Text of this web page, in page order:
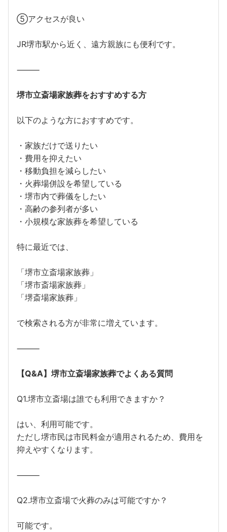
⑤アクセスが良い
JR堺市駅から近く、遠方親族にも便利です。
⸻
堺市立斎場家族葬をおすすめする方
以下のような方におすすめです。
・家族だけで送りたい
・費用を抑えたい
・移動負担を減らしたい
・火葬場併設を希望している
・堺市内で葬儀をしたい
・高齢の参列者が多い
・小規模な家族葬を希望している
特に最近では、
「堺市立斎場家族葬」
「堺市斎場家族葬」
「堺斎場家族葬」
で検索される方が非常に増えています。
⸻
【Q&A】堺市立斎場家族葬でよくある質問
Q1.堺市立斎場は誰でも利用できますか？
はい、利用可能です。
ただし堺市民は市民料金が適用されるため、費用を
抑えやすくなります。
⸻
Q2.堺市立斎場で火葬のみは可能ですか？
可能です。